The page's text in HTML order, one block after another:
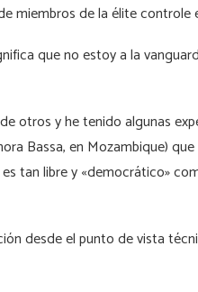
miembros de la élite controle
que no estoy a la
otros y he tenido algunas
Bassa, en Mozambique)
tan libre y «democrático»
desde el punto de vista